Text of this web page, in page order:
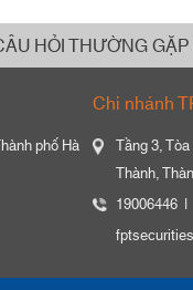
HỎI THƯỜNG GẶP
phố Hà
Chi nhánh
Tầng 3,
Thành,
19006446